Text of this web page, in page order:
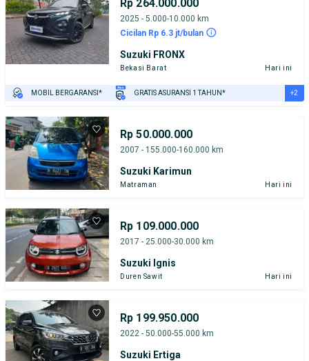
Rp 264.000.000
2025 - 5.000-10.000 km
Cicilan Rp 6.3 jt/bulan
Suzuki FRONX
Bekasi Barat Hari ini
MOBIL BERGARANSI* GRATIS ASURANSI 1 TAHUN* +2
Rp 50.000.000
2007 - 155.000-160.000 km
Suzuki Karimun
Matraman Hari ini
Rp 109.000.000
2017 - 25.000-30.000 km
Suzuki Ignis
Duren Sawit Hari ini
Rp 199.950.000
2022 - 50.000-55.000 km
Suzuki Ertiga